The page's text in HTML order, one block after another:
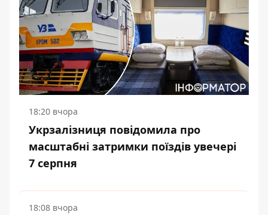
18:20 вчора
Укрзалізниця повідомила про
масштабні затримки поїздів увечері
7 серпня
18:08 вчора